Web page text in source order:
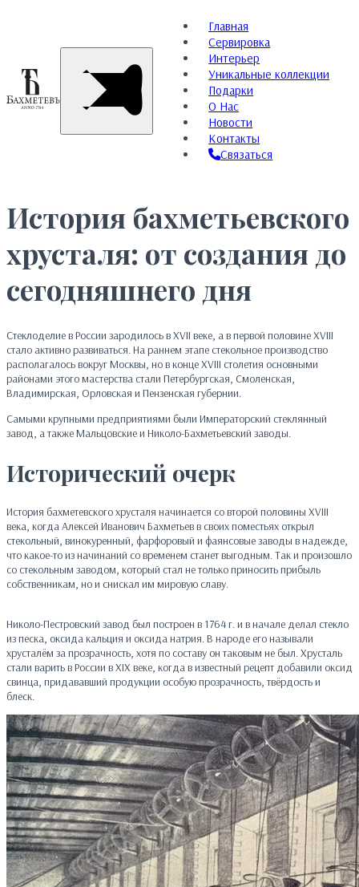
Главная
Сервировка
Интерьер
Уникальные коллекции
Подарки
О Нас
Новости
Контакты
Связаться
История бахметьевского
хрусталя: от создания до
сегодняшнего дня
Стеклоделие в России зародилось в XVII веке, а в первой половине XVIII
стало активно развиваться. На раннем этапе стекольное производство
располагалось вокруг Москвы, но в конце XVIII столетия основными
районами этого мастерства стали Петербургская, Смоленская,
Владимирская, Орловская и Пензенская губернии.
Самыми крупными предприятиями были Императорский стеклянный
завод, а также Мальцовские и Николо-Бахметьевский заводы.
Исторический очерк
История бахметевского хрусталя начинается со второй половины XVIII
века, когда Алексей Иванович Бахметьев в своих поместьях открыл
стекольный, винокуренный, фарфоровый и фаянсовые заводы в надежде,
что какое-то из начинаний со временем станет выгодным. Так и произошло
со стекольным заводом, который стал не только приносить прибыль
собственникам, но и снискал им мировую славу.
Николо-Пестровский завод был построен в 1764 г. и в начале делал стекло
из песка, оксида кальция и оксида натрия. В народе его называли
хрусталём за прозрачность, хотя по составу он таковым не был. Хрусталь
стали варить в России в XIX веке, когда в известный рецепт добавили оксид
свинца, придававший продукции особую прозрачность, твёрдость и
блеск.